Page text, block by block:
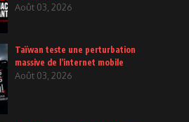
Août 03, 2026
Taïwan teste une perturbation
massive de l’internet mobile
Août 03, 2026